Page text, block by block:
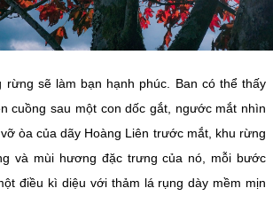
sẽ làm bạn hạnh phúc. Ban có thể thấy
cuồng sau một con dốc gắt, ngước mắt nhìn
òa của dãy Hoàng Liên trước mắt, khu rừng
và mùi hương đặc trưng của nó, mỗi bước
điều kì diệu với thảm lá rụng dày mềm mịn